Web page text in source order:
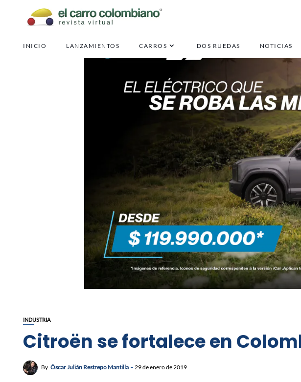
INICIO LANZAMIENTOS CARROS DOS RUEDAS NOTICIAS
INDUSTRIA
Citroën se fortalece en
By Óscar Julián Restrepo Mantilla 29 de enero de 2019